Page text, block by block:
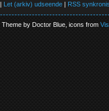
| Let (arkiv) udseende | RSS
. Theme by Doctor Blue, icons from